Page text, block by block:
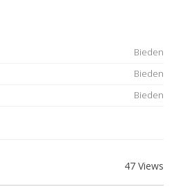
Bieden
Bieden
Bieden
47 Views